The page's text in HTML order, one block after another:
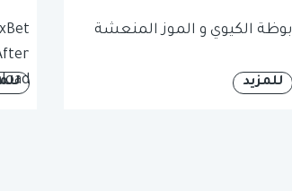
بوظة الكيوي و الموز المنعشة
للمزيد